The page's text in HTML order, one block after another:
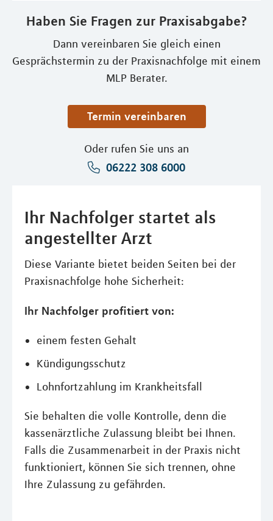
Haben Sie Fragen zur Praxisabgabe?
Dann vereinbaren Sie gleich einen
Gesprächstermin zu der Praxisnachfolge mit einem
MLP Berater.
Termin vereinbaren
Oder rufen Sie uns an
06222 308 6000
Ihr Nachfolger startet als
angestellter Arzt
Diese Variante bietet beiden Seiten bei der
Praxisnachfolge hohe Sicherheit:
Ihr Nachfolger profitiert von:
einem festen Gehalt
Kündigungsschutz
Lohnfortzahlung im Krankheitsfall
Sie behalten die volle Kontrolle, denn die
kassenärztliche Zulassung bleibt bei Ihnen.
Falls die Zusammenarbeit in der Praxis nicht
funktioniert, können Sie sich trennen, ohne
Ihre Zulassung zu gefährden.